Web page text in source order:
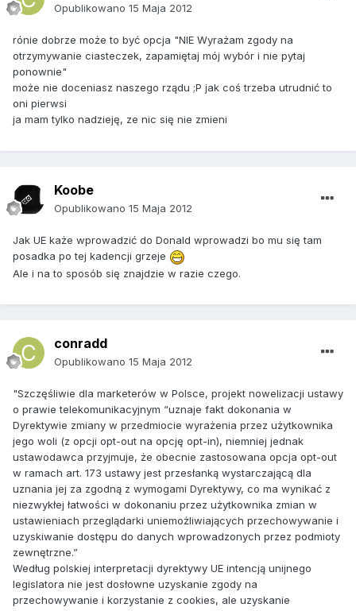
Opublikowano 15 Maja 2012
rónie dobrze może to być opcja "NIE Wyrażam zgody na
otrzymywanie ciasteczek, zapamiętaj mój wybór i nie pytaj
ponownie"
może nie doceniasz naszego rządu ;P jak coś trzeba utrudnić to
oni pierwsi
ja mam tylko nadzieję, ze nic się nie zmieni
Koobe
Opublikowano 15 Maja 2012
Jak UE każe wprowadzić do Donald wprowadzi bo mu się tam
posadka po tej kadencji grzeje
Ale i na to sposób się znajdzie w razie czego.
conradd
Opublikowano 15 Maja 2012
"Szczęśliwie dla marketerów w Polsce, projekt nowelizacji ustawy
o prawie telekomunikacyjnym “uznaje fakt dokonania w
Dyrektywie zmiany w przedmiocie wyrażenia przez użytkownika
jego woli (z opcji opt-out na opcję opt-in), niemniej jednak
ustawodawca przyjmuje, że obecnie zastosowana opcja opt-out
w ramach art. 173 ustawy jest przesłanką wystarczającą dla
uznania jej za zgodną z wymogami Dyrektywy, co ma wynikać z
niezwykłej łatwości w dokonaniu przez użytkownika zmian w
ustawieniach przeglądarki uniemożliwiających przechowywanie i
uzyskiwanie dostępu do danych wprowadzonych przez podmioty
zewnętrzne.”
Według polskiej interpretacji dyrektywy UE intencją unijnego
legislatora nie jest dosłowne uzyskanie zgody na
przechowywanie i korzystanie z cookies, ale uzyskanie